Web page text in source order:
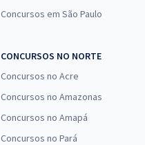
Concursos em São Paulo
CONCURSOS NO NORTE
Concursos no Acre
Concursos no Amazonas
Concursos no Amapá
Concursos no Pará